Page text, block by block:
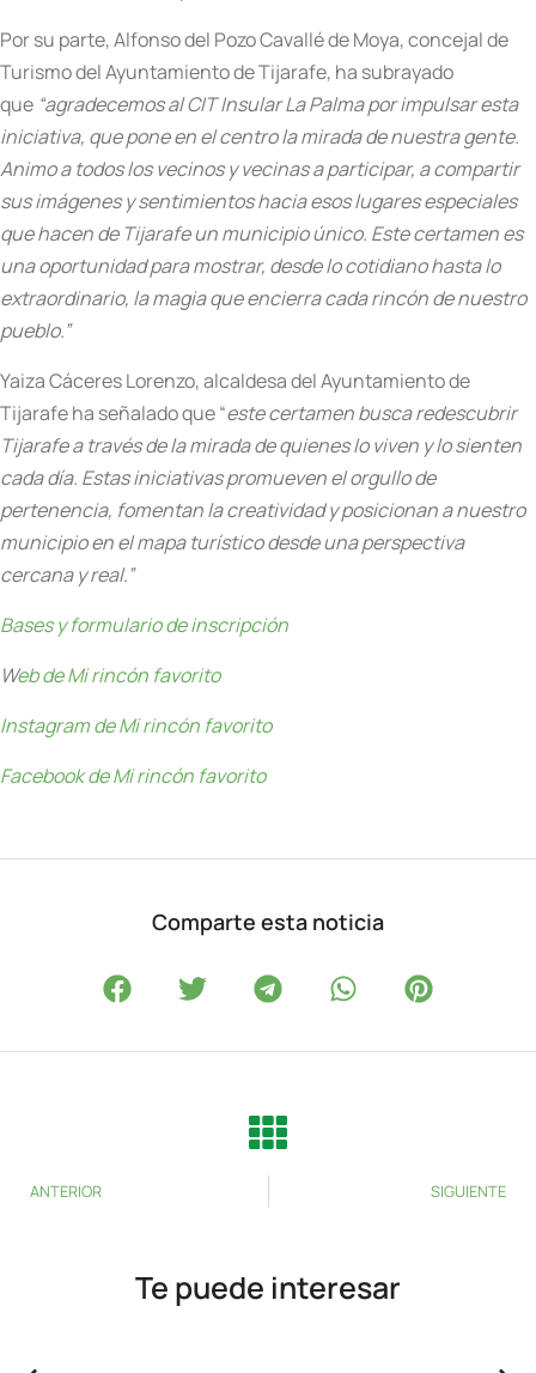
Por su parte, Alfonso del Pozo Cavallé de Moya, concejal de
Turismo del Ayuntamiento de Tijarafe, ha subrayado
que “agradecemos al CIT Insular La Palma por impulsar esta
iniciativa, que pone en el centro la mirada de nuestra gente.
Animo a todos los vecinos y vecinas a participar, a compartir
sus imágenes y sentimientos hacia esos lugares especiales
que hacen de Tijarafe un municipio único. Este certamen es
una oportunidad para mostrar, desde lo cotidiano hasta lo
extraordinario, la magia que encierra cada rincón de nuestro
pueblo.”
Yaiza Cáceres Lorenzo, alcaldesa del Ayuntamiento de
Tijarafe ha señalado que “este certamen busca redescubrir
Tijarafe a través de la mirada de quienes lo viven y lo sienten
cada día. Estas iniciativas promueven el orgullo de
pertenencia, fomentan la creatividad y posicionan a nuestro
municipio en el mapa turístico desde una perspectiva
cercana y real.”
Bases y formulario de inscripción
Web de Mi rincón favorito
Instagram de Mi rincón favorito
Facebook de Mi rincón favorito
Comparte esta noticia
ANTERIOR SIGUIENTE
Te puede interesar